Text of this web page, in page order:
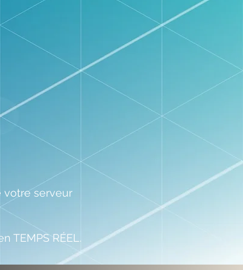
votre serveur
TEMPS RÉEL.